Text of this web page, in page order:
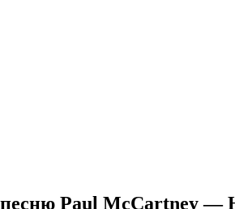
Paul McCartney —